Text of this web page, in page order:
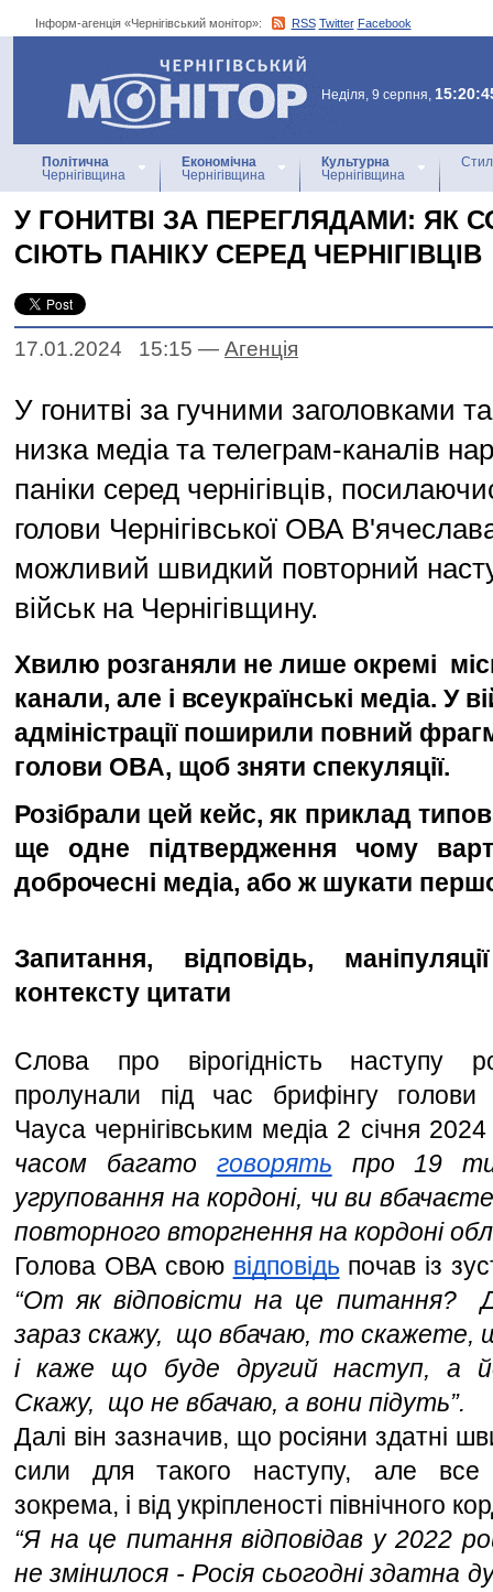
Інформ-агенція «Чернігівський монітор»: RSS Twitter Facebook
Інформ-агенція
«Чернігівський монітор»
Неділя, 9 серпня,
Політична
Чернігівщина
Економічна
Чернігівщина
Культурна
Чернігівщина
У ГОНИТВІ ЗА ПЕРЕГЛЯДАМИ: ЯК
СІЮТЬ ПАНІКУ СЕРЕД ЧЕРНІГІВЦІВ
17.01.2024 15:15 — Агенцiя
У гонитві за гучними заголовками
низка медіа та телеграм-каналів
паніки серед чернігівців,
голови Чернігівської ОВА
можливий швидкий повторний
військ на Чернігівщину.
Хвилю розганяли не лише окремі
канали, але і всеукраїнські медіа. У
адміністрації поширили повний
голови ОВА, щоб зняти спекуляції.
Розібрали цей кейс, як приклад
ще одне підтвердження чому
доброчесні медіа, або ж шукати
Запитання, відповідь,
контексту цитати
Слова про вірогідність наступу
пролунали під час брифінгу
Чауса чернігівським медіа 2 січня
часом багато говорять про 19
угруповання на кордоні, чи ви
повторного вторгнення на кордоні
Голова ОВА свою відповідь
“От як відповісти на це питання?
зараз скажу,  що вбачаю, то скажете,
і каже що буде другий наступ, а
Скажу,  що не вбачаю, а вони підуть”.
Далі він зазначив, що росіяни здатні
сили для такого наступу, але все
зокрема, і від укріпленості північного
“Я на це питання відповідав у 2022
не змінилося - Росія сьогодні здатна